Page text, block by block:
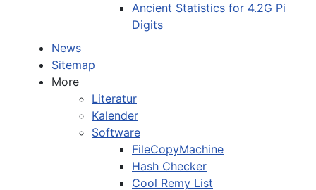
Ancient Statistics for 4.2G Pi
Digits
News
Sitemap
More
Literatur
Kalender
Software
FileCopyMachine
Hash Checker
Cool Remy List